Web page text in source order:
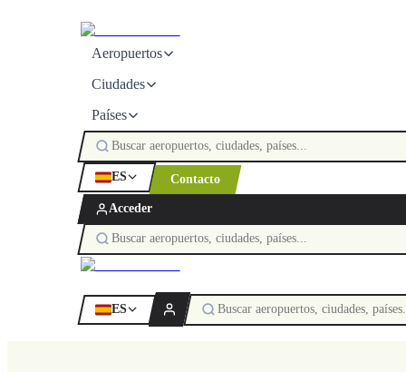
Aeropuertos
Ciudades
Países
ES Contacto
Acceder
ES